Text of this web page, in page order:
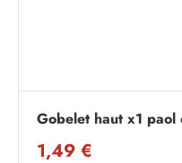
Gobelet haut x1 paol
1,49 €